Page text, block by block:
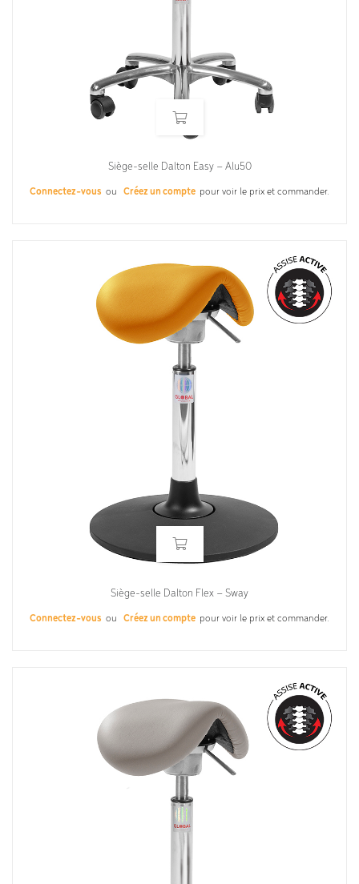
Siège-selle Dalton Easy – Alu50
Connectez-vous ou Créez un compte pour voir le prix et commander.
Siège-selle Dalton Flex – Sway
Connectez-vous ou Créez un compte pour voir le prix et commander.